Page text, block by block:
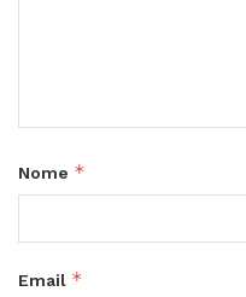
Nome *
Email *